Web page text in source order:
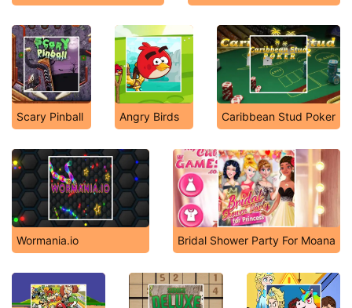
Scary Pinball Angry Birds Caribbean Stud Poker
Wormania.io Bridal Shower Party For Moana